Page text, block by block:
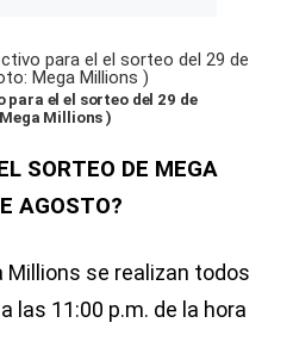
el el sorteo del 29 de
Millions )
SORTEO DE MEGA
AGOSTO?
Millions se realizan todos
las 11:00 p.m. de la hora